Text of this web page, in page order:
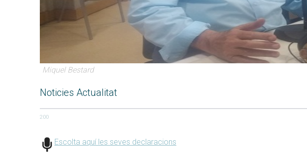
Miquel Bestard
Noticies Actualitat
200
Escolta aquí les seves declaracions